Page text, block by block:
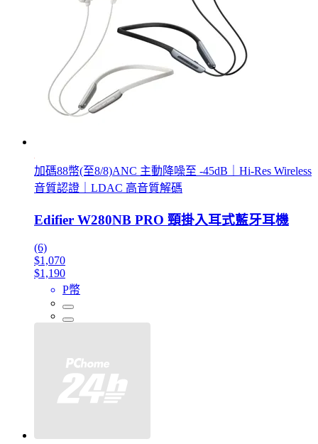
加碼88幣(至8/8)ANC 主動降噪至 -45dB｜Hi-Res Wireless
音質認證｜LDAC 高音質解碼
Edifier W280NB PRO 頸掛入耳式藍牙耳機
(6)
$1,070
$1,190
P幣